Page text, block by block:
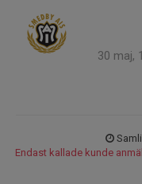
30 maj,
Endast kallade kunde